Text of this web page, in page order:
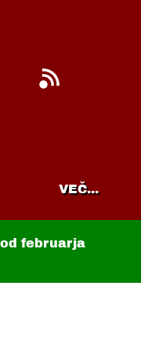
VEČ...
februarja